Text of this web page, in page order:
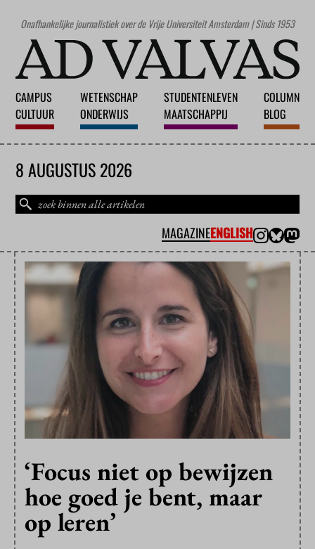
Onafhankelijke journalistiek over de Vrije Universiteit Amsterdam | Sinds 1953
CAMPUS
CULTUUR
WETENSCHAP
ONDERWIJS
STUDENTENLEVEN
MAATSCHAPPIJ
COLUMN
BLOG
8 AUGUSTUS 2026
MAGAZINEENGLISH
‘Focus niet op bewijzen
hoe goed je bent, maar
op leren’